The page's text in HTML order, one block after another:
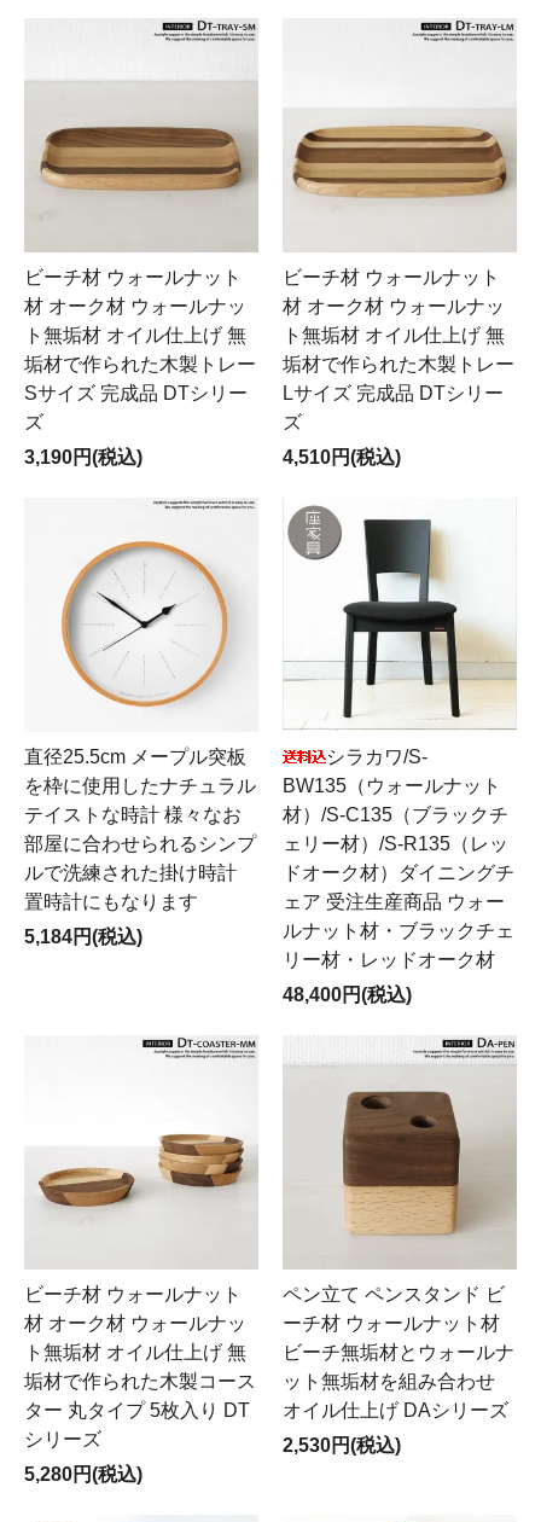
ビーチ材 ウォールナット
材 オーク材 ウォールナッ
ト無垢材 オイル仕上げ 無
垢材で作られた木製トレー
Sサイズ 完成品 DTシリー
ズ
3,190円(税込)
ビーチ材 ウォールナット
材 オーク材 ウォールナッ
ト無垢材 オイル仕上げ 無
垢材で作られた木製トレー
Lサイズ 完成品 DTシリー
ズ
4,510円(税込)
直径25.5cm メープル突板
を枠に使用したナチュラル
テイストな時計 様々なお
部屋に合わせられるシンプ
ルで洗練された掛け時計
置時計にもなります
5,184円(税込)
シラカワ/S-
BW135（ウォールナット
材）/S-C135（ブラックチ
ェリー材）/S-R135（レッ
ドオーク材）ダイニングチ
ェア 受注生産商品 ウォー
ルナット材・ブラックチェ
リー材・レッドオーク材
48,400円(税込)
ビーチ材 ウォールナット
材 オーク材 ウォールナッ
ト無垢材 オイル仕上げ 無
垢材で作られた木製コース
ター 丸タイプ 5枚入り DT
シリーズ
5,280円(税込)
ペン立て ペンスタンド ビ
ーチ材 ウォールナット材
ビーチ無垢材とウォールナ
ット無垢材を組み合わせ
オイル仕上げ DAシリーズ
2,530円(税込)